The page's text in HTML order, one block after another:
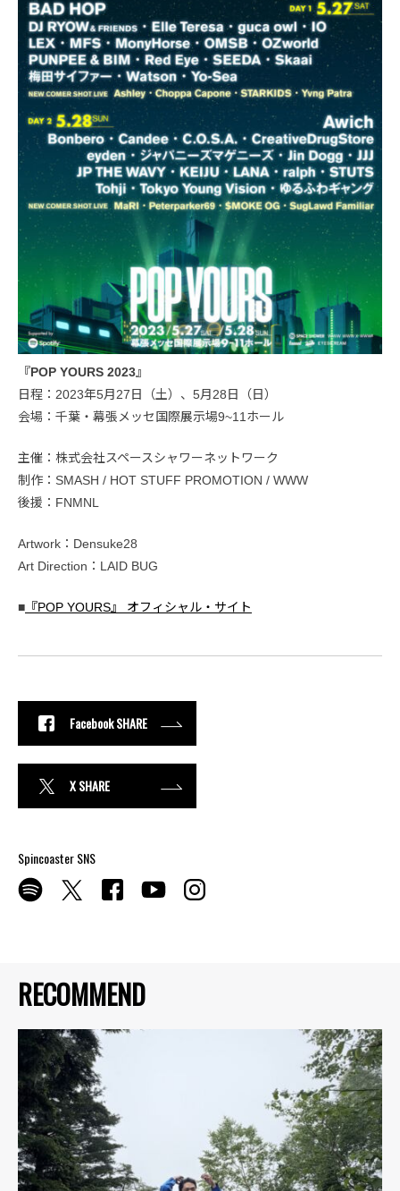
RECOMMEND
『POP YOURS 2023』
日程：2023年5月27日（土）、5月28日（日）
会場：千葉・幕張メッセ国際展示場9~11ホール
主催：株式会社スペースシャワーネットワーク
制作：SMASH / HOT STUFF PROMOTION / WWW
後援：FNMNL
Artwork：Densuke28
Art Direction：LAID BUG
■ 『POP YOURS』 オフィシャル・サイト
Facebook SHARE
X SHARE
Spincoaster SNS